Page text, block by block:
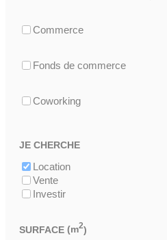
Commerce
Fonds de commerce
Coworking
JE CHERCHE
Location
Vente
Investir
SURFACE (m2)